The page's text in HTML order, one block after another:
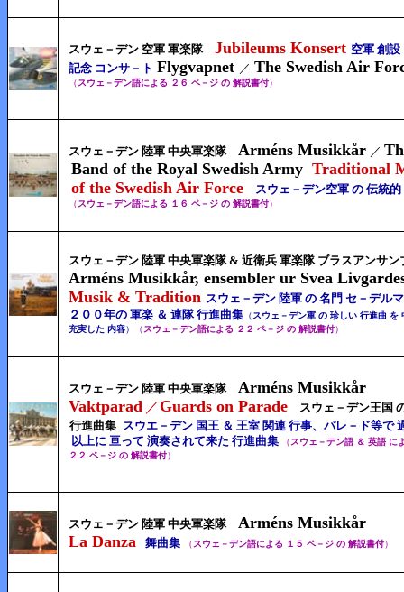
スウェ－デン 空軍 軍楽隊 Jubileums Konsert 空軍 創設
記念 コンサ－ト Flygvapnet ／ The Swedish Air
（スウェ－デン語による ２６ ペ－ジ の 解説書付）
スウェ－デン 陸軍 中央軍楽隊 Arméns Musikkår ／ T
Band of the Royal Swedish Army Traditional
of the Swedish Air Force
スウェ－デン空軍 の 伝統
（スウェ－デン語による １６ ペ－ジ の 解説書付）
スウェ－デン 陸軍 中央軍楽隊 & 近衛兵 軍楽隊 ブラスアンサン
Arméns Musikkår, ensembler ur Svea
Musik & Tradition スウェ－デン 陸軍 の 名門 セ－デル
２００年の 軍楽 ＆ 連隊 行進曲集 （スウェ－デン軍 の 珍しい 行進曲 を
充実した 内容） （スウェ－デン語による ２２ ペ－ジ の 解説書付）
スウェ－デン 陸軍 中央軍楽隊
Arméns Musikkår
Vaktparad ／Guards on Parade
スウェ－デン王国
行進曲集 スウエ－デン 国王 ＆ 王室 関連 行事、パレ－ド等で
以上に 亘って 演奏されて来た 行進曲集
（スウェ－デン語 ＆ 英語 に
２２ ペ－ジ の 解説書付）
スウェ－デン 陸軍 中央軍楽隊
Arméns Musikkår
La Danza
舞曲集 （スウェ－デン語による １５ ペ－ジ の 解説書付）